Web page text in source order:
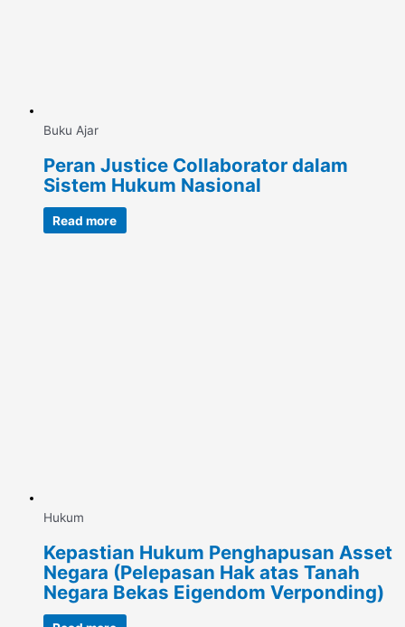
Buku Ajar
Peran Justice Collaborator dalam
Sistem Hukum Nasional
Read more
Hukum
Kepastian Hukum Penghapusan Asset
Negara (Pelepasan Hak atas Tanah
Negara Bekas Eigendom Verponding)